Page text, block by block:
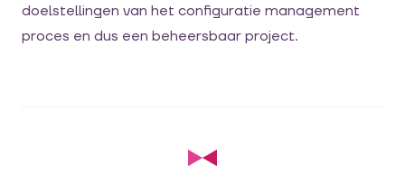
doelstellingen van het configuratie management
proces en dus een beheersbaar project.